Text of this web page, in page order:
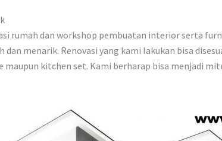
rumah dan workshop pembuatan interior serta
menarik. Renovasi yang kami lakukan bisa
kitchen set. Kami berharap bisa menjadi